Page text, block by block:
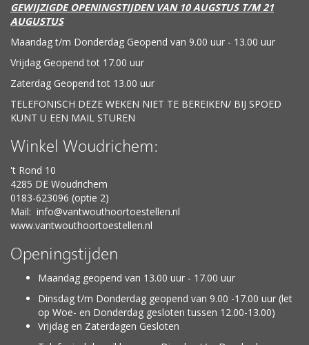
GEWIJZIGDE OPENINGSTIJDEN VAN 10 AUGSTUS T/M 21
AUGUSTUS
Maandag t/m Donderdag Geopend van 9.00 uur - 13.00 uur
Vrijdag Geopend tot 17.00 uur
Zaterdag Geopend tot 13.00 uur
TELEFONISCH DEZE WEKEN NIET TE BEREIKEN/ BIJ SPOED
KUNT U EEN MAIL STUREN
Winkel Woudrichem:
't Rond 10
4285 DE Woudrichem
0183-623096 (optie 2)
Mail: info@vantwouthoortoestellen.nl
www.vantwouthoortoestellen.nl
Openingstijden
Maandag geopend van 13.00 uur - 17.00 uur
Dinsdag t/m Donderdag geopend van 9.00 -17.00 uur (let
op Woe- en Donderdag gesloten tussen 12.00-13.00)
Vrijdag en Zaterdagen Gesloten